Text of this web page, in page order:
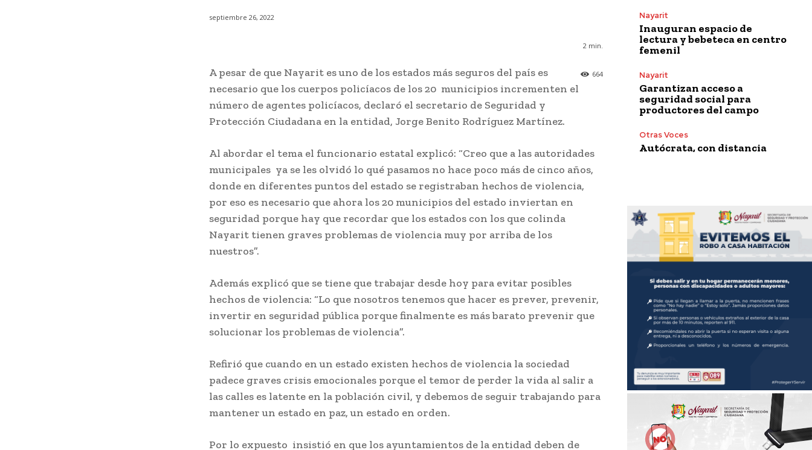
septiembre 26, 2022
2 min.
664
A pesar de que Nayarit es uno de los estados más seguros del país es
necesario que los cuerpos policíacos de los 20 municipios incrementen el
número de agentes policíacos, declaró el secretario de Seguridad y
Protección Ciudadana en la entidad, Jorge Benito Rodríguez Martínez.
Al abordar el tema el funcionario estatal explicó: “Creo que a las autoridades
municipales ya se les olvidó lo qué pasamos no hace poco más de cinco años,
donde en diferentes puntos del estado se registraban hechos de violencia,
por eso es necesario que ahora los 20 municipios del estado inviertan en
seguridad porque hay que recordar que los estados con los que colinda
Nayarit tienen graves problemas de violencia muy por arriba de los
nuestros”.
Además explicó que se tiene que trabajar desde hoy para evitar posibles
hechos de violencia: “Lo que nosotros tenemos que hacer es prever, prevenir,
invertir en seguridad pública porque finalmente es más barato prevenir que
solucionar los problemas de violencia”.
Refirió que cuando en un estado existen hechos de violencia la sociedad
padece graves crisis emocionales porque el temor de perder la vida al salir a
las calles es latente en la población civil, y debemos de seguir trabajando para
mantener un estado en paz, un estado en orden.
Por lo expuesto insistió en que los ayuntamientos de la entidad deben de
Nayarit
Inauguran espacio de
lectura y bebeteca en centro
femenil
Nayarit
Garantizan acceso a
seguridad social para
productores del campo
Otras Voces
Autócrata, con distancia